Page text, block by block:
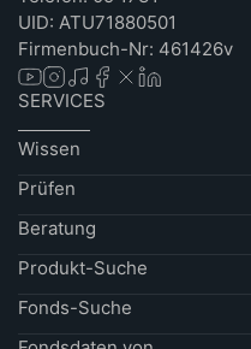
UID: ATU71880501
Firmenbuch-Nr: 461426v
SERVICES
Wissen
Prüfen
Beratung
Produkt-Suche
Fonds-Suche